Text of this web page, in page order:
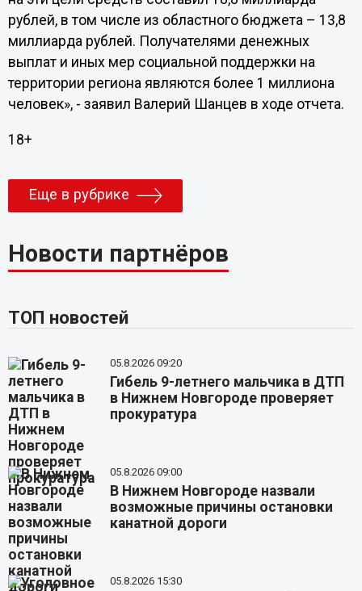
рублей, в том числе из областного бюджета – 13,8
миллиарда рублей. Получателями денежных
выплат и иных мер социальной поддержки на
территории региона являются более 1 миллиона
человек», - заявил Валерий Шанцев в ходе отчета.
18+
Еще в рубрике
Новости партнёров
ТОП новостей
05.8.2026 09:20
Гибель 9-летнего мальчика в ДТП
в Нижнем Новгороде проверяет
прокуратура
05.8.2026 09:00
В Нижнем Новгороде назвали
возможные причины остановки
канатной дороги
05.8.2026 15:30